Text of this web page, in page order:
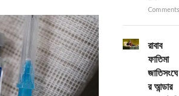
রাবাব
ফাতিমা
জাতিসংঘে
র আন্ডার